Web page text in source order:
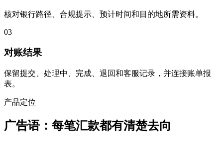
核对银行路径、合规提示、预计时间和目的地所需资料。
03
对账结果
保留提交、处理中、完成、退回和客服记录，并连接账单报
表。
产品定位
广告语：每笔汇款都有清楚去向